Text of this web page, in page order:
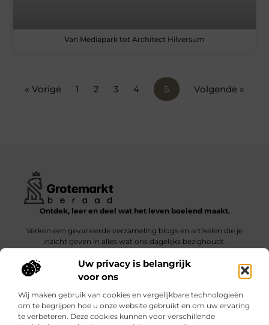
Uw privacy is belangrijk
voor ons
Wij maken gebruik van cookies en vergelijkbare technologieën
om te begrijpen hoe u onze website gebruikt en om uw ervaring
te verbeteren. Deze cookies kunnen voor verschillende
Van Mediapark tot Architect Hilversum
« Vorige 1 2 3 4 5 Volgende »
Ontdek, leer en deel wat het leven boeiend maakt.
Verken een gevarieerde verzameling blogs en artikelen die je
inzicht geven in alles wat ons dagelijks bezighoudt.
Bericht categorie